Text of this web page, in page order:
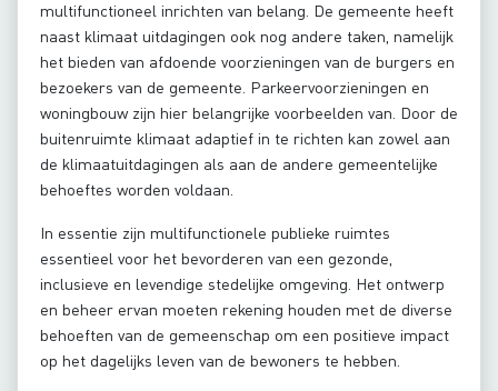
multifunctioneel inrichten van belang. De gemeente heeft
naast klimaat uitdagingen ook nog andere taken, namelijk
het bieden van afdoende voorzieningen van de burgers en
bezoekers van de gemeente. Parkeervoorzieningen en
woningbouw zijn hier belangrijke voorbeelden van. Door de
buitenruimte klimaat adaptief in te richten kan zowel aan
de klimaatuitdagingen als aan de andere gemeentelijke
behoeftes worden voldaan.
In essentie zijn multifunctionele publieke ruimtes
essentieel voor het bevorderen van een gezonde,
inclusieve en levendige stedelijke omgeving. Het ontwerp
en beheer ervan moeten rekening houden met de diverse
behoeften van de gemeenschap om een positieve impact
op het dagelijks leven van de bewoners te hebben.